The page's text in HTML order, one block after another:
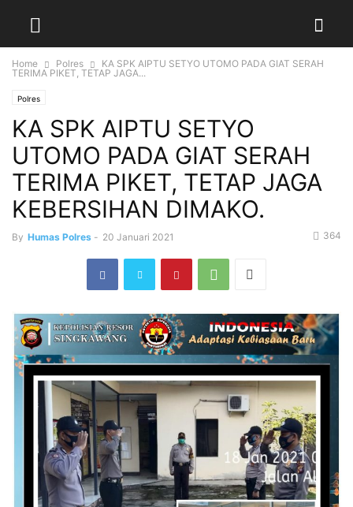
Home Polres
KA SPK AIPTU SETYO UTOMO PADA GIAT SERAH
TERIMA PIKET, TETAP JAGA...
Polres
KA SPK AIPTU SETYO
UTOMO PADA GIAT SERAH
TERIMA PIKET, TETAP JAGA
KEBERSIHAN DIMAKO.
By Humas Polres - 20 Januari 2021 364